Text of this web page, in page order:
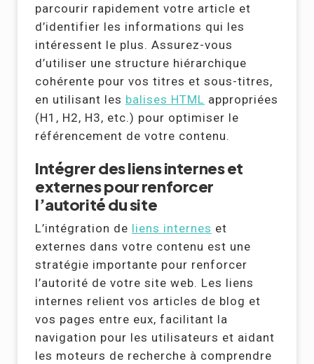
parcourir rapidement votre article et
d’identifier les informations qui les
intéressent le plus. Assurez-vous
d’utiliser une structure hiérarchique
cohérente pour vos titres et sous-titres,
en utilisant les balises HTML appropriées
(H1, H2, H3, etc.) pour optimiser le
référencement de votre contenu.
Intégrer des liens internes et
externes pour renforcer
l’autorité du site
L’intégration de liens internes et
externes dans votre contenu est une
stratégie importante pour renforcer
l’autorité de votre site web. Les liens
internes relient vos articles de blog et
vos pages entre eux, facilitant la
navigation pour les utilisateurs et aidant
les moteurs de recherche à comprendre